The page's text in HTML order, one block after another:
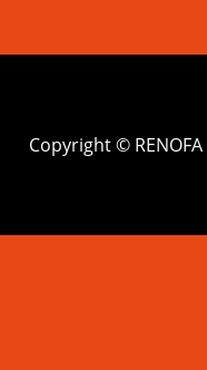
Copyright © RENOFA